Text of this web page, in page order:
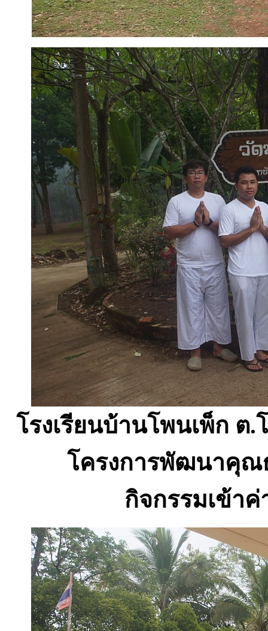
โรงเรียนบ้านโพนเพ็ก
โครงการพัฒนาคุณ
กิจกรรมเข้า